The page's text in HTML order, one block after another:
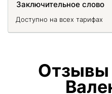
Заключительное слово
Доступно на всех тарифах
Отзывы